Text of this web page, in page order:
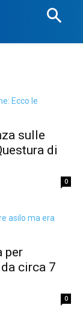
sulle
di
0
per
circa 7
0